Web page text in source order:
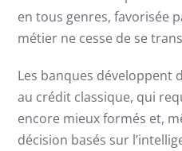
en tous genres, favorisée
métier ne cesse de se
Les banques développent
au crédit classique, qui
encore mieux formés et,
décision basés sur